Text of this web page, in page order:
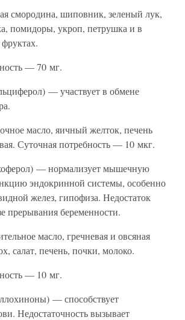
смородина, шиповник, зеленый лук,
помидоры, укроп, петрушка и в
— 70 мг.
— участвует в обмене
масло, яичный желток, печень
Суточная потребность — 10 мкг.
— нормализует мышечную
эндокринной системы, особенно
желез, гипофиза. Недостаток
прерывания беременности.
масло, гречневая и овсяная
салат, печень, почки, молоко.
— 10 мг.
— способствует
Недостаточность вызывает